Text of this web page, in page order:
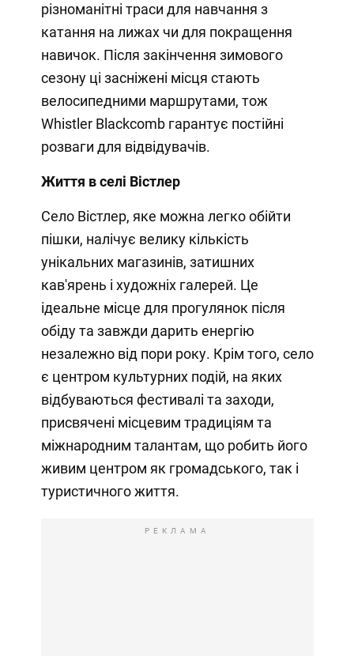
різноманітні траси для навчання з
катання на лижах чи для покращення
навичок. Після закінчення зимового
сезону ці засніжені місця стають
велосипедними маршрутами, тож
Whistler Blackcomb гарантує постійні
розваги для відвідувачів.
Життя в селі Вістлер
Село Вістлер, яке можна легко обійти
пішки, налічує велику кількість
унікальних магазинів, затишних
кав'ярень і художніх галерей. Це
ідеальне місце для прогулянок після
обіду та завжди дарить енергію
незалежно від пори року. Крім того, село
є центром культурних подій, на яких
відбуваються фестивалі та заходи,
присвячені місцевим традиціям та
міжнародним талантам, що робить його
живим центром як громадського, так і
туристичного життя.
РЕКЛАМА